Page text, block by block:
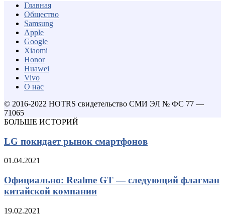
Главная
Общество
Samsung
Apple
Google
Xiaomi
Honor
Huawei
Vivo
О нас
© 2016-2022 HOTRS свидетельство СМИ ЭЛ № ФС 77 —
71065
БОЛЬШЕ ИСТОРИЙ
LG покидает рынок смартфонов
01.04.2021
Официально: Realme GT — следующий флагман
китайской компании
19.02.2021